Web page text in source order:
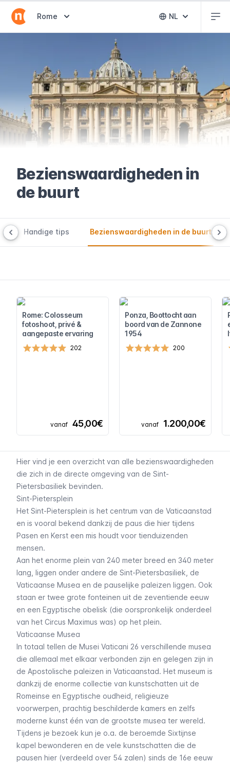
Abrir selector de destinos
Rome Abrir selector
NL
Bezienswaardigheden in
de buurt
Handige tips Bezienswaardigheden in de buurt
Rome: Colosseum
fotoshoot, privé &
aangepaste ervaring
202
vanaf 45,00€
Ponza, Boottocht aan
boord van de Zannone
1954
200
vanaf 1.200,00€
Hier vind je een overzicht van alle bezienswaardigheden
die zich in de directe omgeving van de Sint-
Pietersbasiliek bevinden.
Sint-Pietersplein
Het Sint-Pietersplein is het centrum van de Vaticaanstad
en is vooral bekend dankzij de paus die hier tijdens
Pasen en Kerst een mis houdt voor tienduizenden
mensen.
Aan het enorme plein van 240 meter breed en 340 meter
lang, liggen onder andere de Sint-Pietersbasiliek, de
Vaticaanse Musea en de pauselijke paleizen liggen. Ook
staan er twee grote fonteinen uit de zeventiende eeuw
en een Egyptische obelisk (die oorspronkelijk onderdeel
van het Circus Maximus was) op het plein.
Vaticaanse Musea
In totaal tellen de Musei Vaticani 26 verschillende musea
die allemaal met elkaar verbonden zijn en gelegen zijn in
de Apostolische paleizen in Vaticaanstad. Het museum is
dankzij de enorme collectie van kunstschatten uit de
Romeinse en Egyptische oudheid, religieuze
voorwerpen, prachtig beschilderde kamers en zelfs
moderne kunst één van de grootste musea ter wereld.
Tijdens je bezoek kun je o.a. de beroemde Sixtijnse
kapel bewonderen en de vele kunstschatten die de
pausen hier (verdeeld over 54 zalen) sinds de 16e eeuw